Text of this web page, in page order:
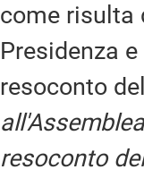
come risulta
Presidenza
resoconto
resoconto